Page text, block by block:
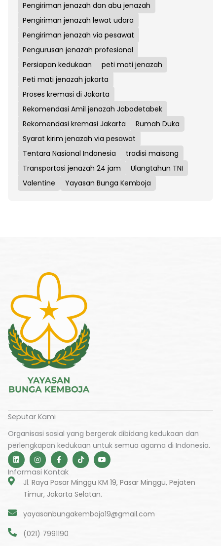
Pengiriman jenazah dan abu jenazah
Pengiriman jenazah lewat udara
Pengiriman jenazah via pesawat
Pengurusan jenazah profesional
Persiapan kedukaan
peti mati jenazah
Peti mati jenazah jakarta
Proses kremasi di Jakarta
Rekomendasi Amil jenazah Jabodetabek
Rekomendasi kremasi Jakarta
Rumah Duka
Syarat kirim jenazah via pesawat
Tentara Nasional Indonesia
tradisi maisong
Transportasi jenazah 24 jam
Ulangtahun TNI
Valentine
Yayasan Bunga Kemboja
Seputar Kami
Organisasi sosial yang bergerak dibidang kedukaan dan
perlengkapan kedukaan untuk semua agama di Indonesia.
L
i
n
k
I
n
s
t
a
g
r
F
a
c
e
b
o
f
T
i
k
o
k
Y
o
u
u
e
Informasi Kontak
Jl. Raya Pasar Minggu KM 19, Pasar Minggu, Pejaten
Timur, Jakarta Selatan.
yayasanbungakemboja19@gmail.com
(021) 7991190